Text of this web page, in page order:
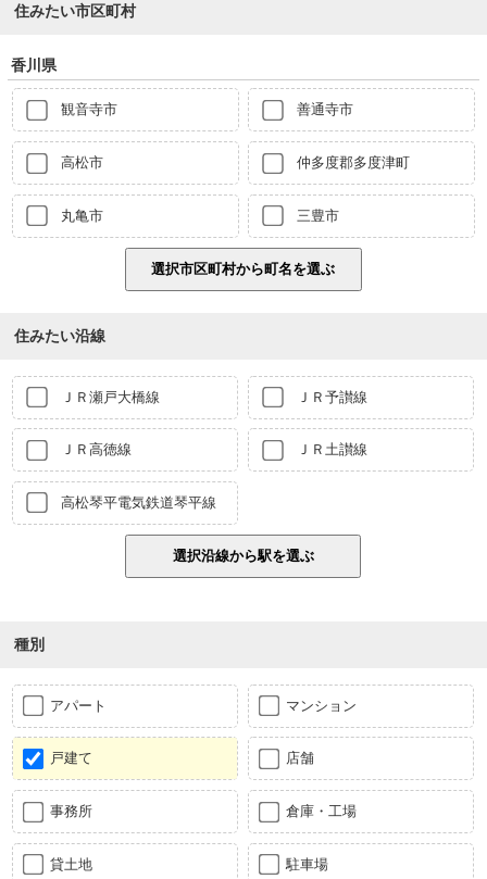
住みたい市区町村
香川県
観音寺市 善通寺市
高松市 仲多度郡多度津町
丸亀市 三豊市
住みたい沿線
ＪＲ瀬戸大橋線 ＪＲ予讃線
ＪＲ高徳線 ＪＲ土讃線
高松琴平電気鉄道琴平線
種別
アパート マンション
戸建て 店舗
事務所 倉庫・工場
貸土地 駐車場